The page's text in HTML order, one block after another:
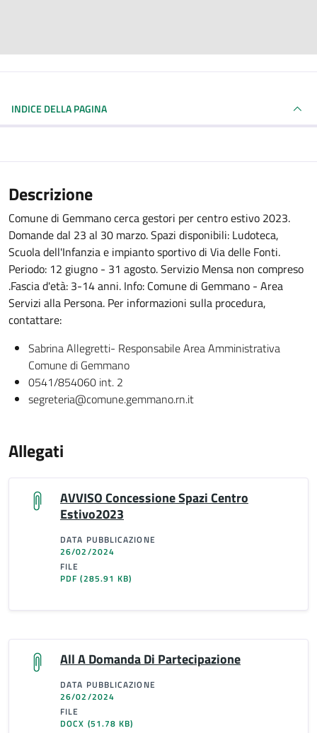
INDICE DELLA PAGINA
Descrizione
Comune di Gemmano cerca gestori per centro estivo 2023.
Domande dal 23 al 30 marzo. Spazi disponibili: Ludoteca,
Scuola dell'Infanzia e impianto sportivo di Via delle Fonti.
Periodo: 12 giugno - 31 agosto. Servizio Mensa non compreso
.Fascia d'età: 3-14 anni. Info: Comune di Gemmano - Area
Servizi alla Persona. Per informazioni sulla procedura,
contattare:
Sabrina Allegretti- Responsabile Area Amministrativa
Comune di Gemmano
0541/854060 int. 2
segreteria@comune.gemmano.rn.it
Allegati
AVVISO Concessione Spazi Centro
Estivo2023
DATA PUBBLICAZIONE
26/02/2024
FILE
PDF(285.91 KB)
All A Domanda Di Partecipazione
DATA PUBBLICAZIONE
26/02/2024
FILE
DOCX (51.78 KB)